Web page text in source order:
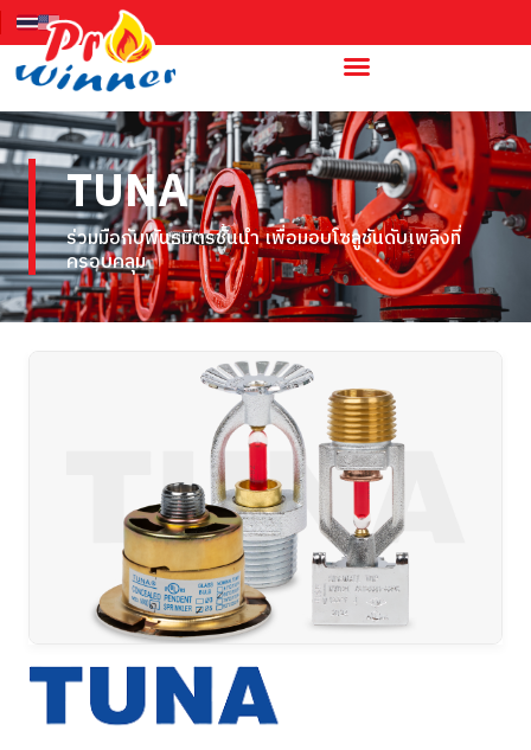
TUNA
ร่วมมือกับพันธมิตรชั้นนำ เพื่อมอบโซลูชันดับเพลิงที่
ครอบคลุม